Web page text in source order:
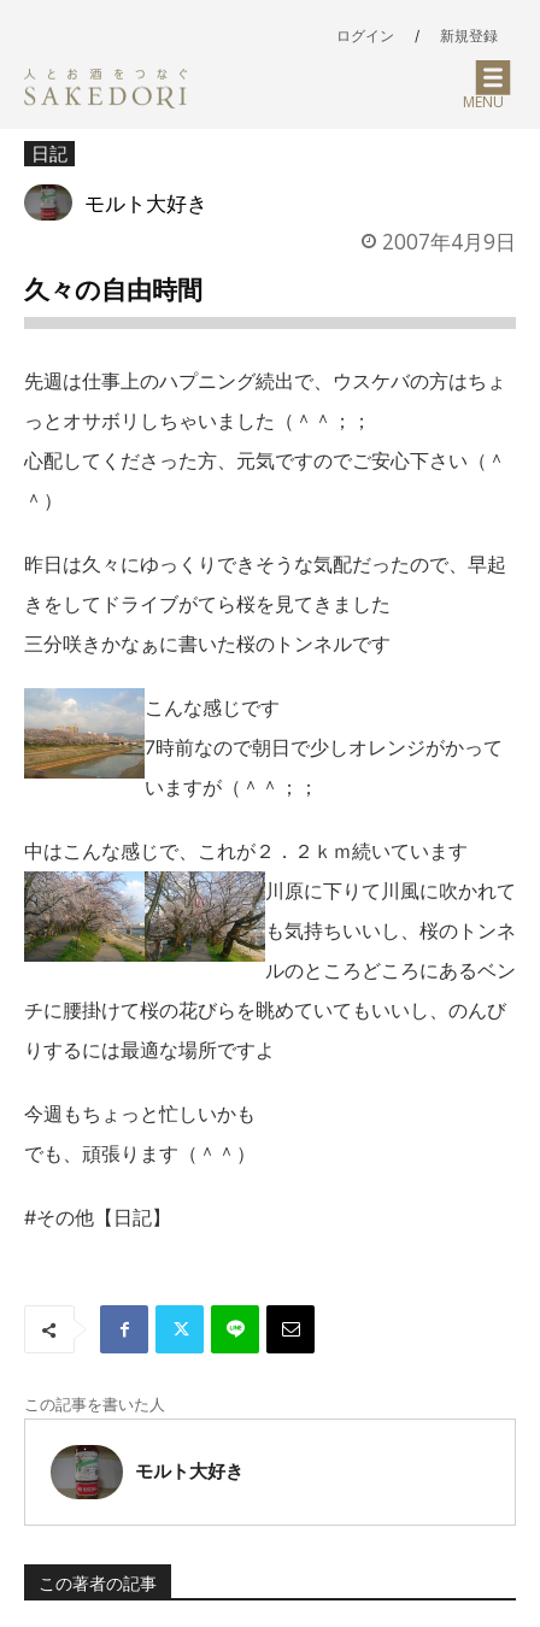
ログイン / 新規登録
MENU
日記
モルト大好き
2007年4月9日
久々の自由時間
先週は仕事上のハプニング続出で、ウスケバの方はちょ
っとオサボリしちゃいました（＾＾；；
心配してくださった方、元気ですのでご安心下さい（＾
＾）
昨日は久々にゆっくりできそうな気配だったので、早起
きをしてドライブがてら桜を見てきました
三分咲きかなぁに書いた桜のトンネルです
こんな感じです
7時前なので朝日で少しオレンジがかって
いますが（＾＾；；
中はこんな感じで、これが２．２ｋｍ続いています
川原に下りて川風に吹かれて
も気持ちいいし、桜のトンネ
ルのところどころにあるベン
チに腰掛けて桜の花びらを眺めていてもいいし、のんび
りするには最適な場所ですよ
今週もちょっと忙しいかも
でも、頑張ります（＾＾）
#その他【日記】
この記事を書いた人
モルト大好き
この著者の記事